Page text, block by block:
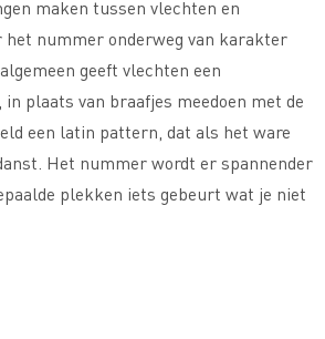
maken tussen vlechten en
het nummer onderweg van karakter
geeft vlechten een
plaats van braafjes meedoen met de
een latin pattern, dat als het ware
Het nummer wordt er spannender
plekken iets gebeurt wat je niet